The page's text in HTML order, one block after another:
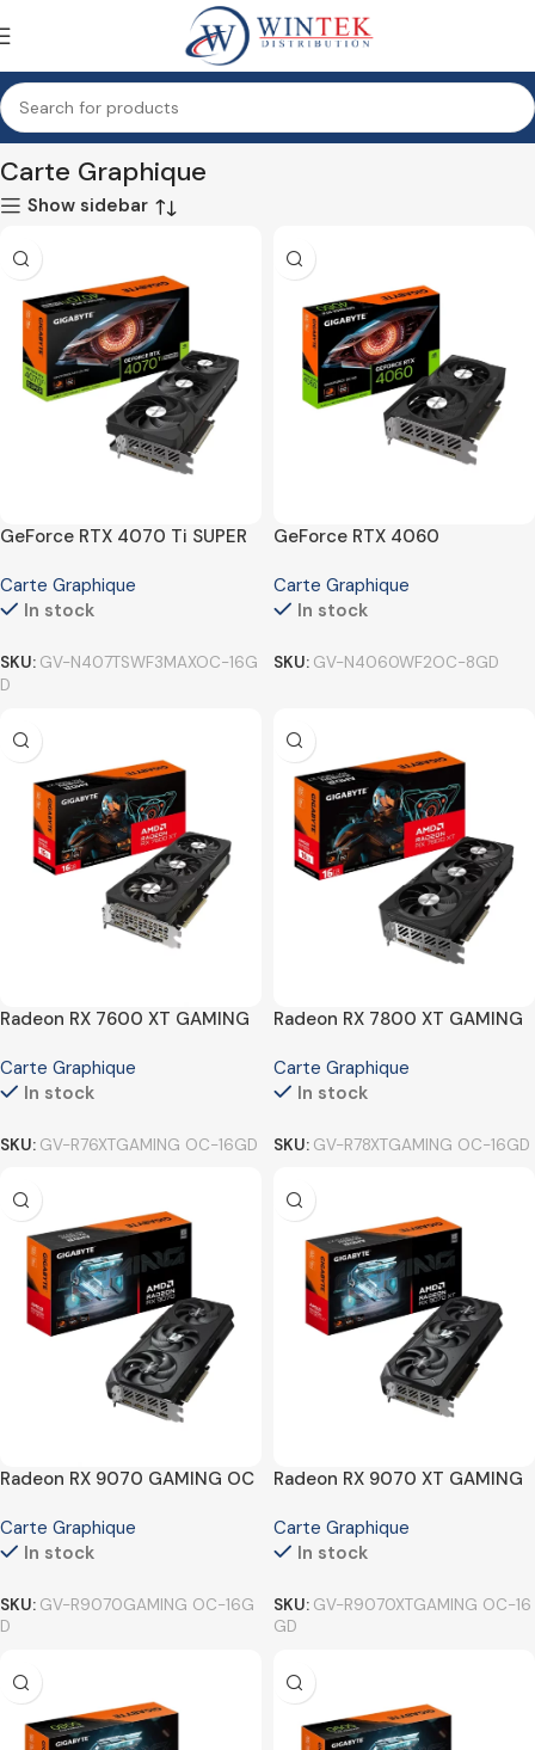
Accueil Informatique Composants Carte Graphique
Carte Graphique
Show sidebar
GeForce RTX 4070 Ti SUPER
Carte Graphique
In stock
SKU: GV-N407TSWF3MAXOC-16G
D
GeForce RTX 4060
Carte Graphique
In stock
SKU: GV-N4060WF2OC-8GD
Radeon RX 7600 XT GAMING
Carte Graphique
In stock
SKU: GV-R76XTGAMING OC-16GD
Radeon RX 7800 XT GAMING
Carte Graphique
In stock
SKU: GV-R78XTGAMING OC-16GD
Radeon RX 9070 GAMING OC
Carte Graphique
In stock
SKU: GV-R9070GAMING OC-16G
D
Radeon RX 9070 XT GAMING
Carte Graphique
In stock
SKU: GV-R9070XTGAMING OC-16
GD